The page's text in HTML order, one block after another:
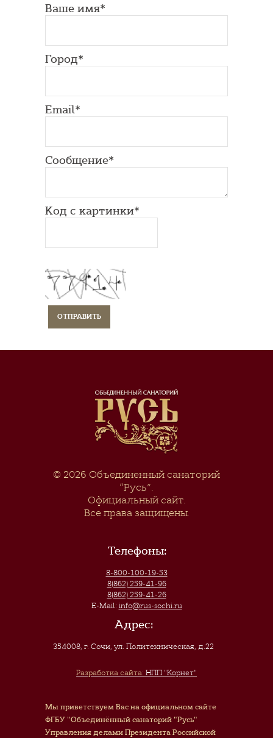
Ваше имя*
Город*
Email*
Сообщение*
Код с картинки*
© 2026 Объединенный санаторий
“Русь”.
Официальный сайт.
Все права защищены.
Телефоны:
8-800-100-19-53
8(862) 259-41-96
8(862) 259-41-26
E-Mail: info@rus-sochi.ru
Адрес:
354008, г. Сочи,ул. Политехническая, д.22
Разработка сайта: НПП "Корнет"
Мы приветствуем Вас на официальном сайте
ФГБУ "Объединённый санаторий "Русь"
Управления делами Президента Российской